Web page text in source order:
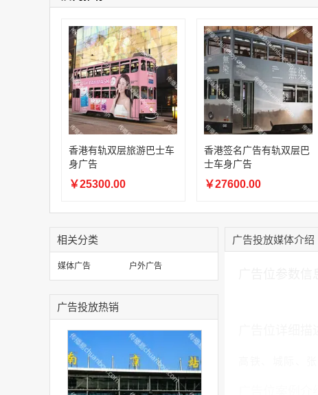
香港有轨双层旅游巴士车
身广告
￥25300.00
香港签名广告有轨双层巴
士车身广告
￥27600.00
相关分类
媒体广告 户外广告
广告投放热销
广告投放媒体介绍